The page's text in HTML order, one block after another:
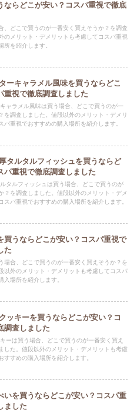
ならどこが安い？コスパ重視で徹底
、どこで買うのが一番安く買えそうか？を調査
のメリット・デメリットも考慮してコスパ重視
所を紹介します。
ーキャラメル風味を買うならどこ
重視で徹底調査しました
ャラメル風味は買う場合、どこで買うのが一
を調査しました。値段以外のメリット・デメリ
パ重視でおすすめの購入場所を紹介します。
タルタルフィッシュを買うならど
パ重視で徹底調査しました
タルフィッシュは買う場合、どこで買うのが
？を調査しました。値段以外のメリット・デメ
スパ重視でおすすめの購入場所を紹介します。
買うならどこが安い？コスパ重視で
た
場合、どこで買うのが一番安く買えそうか？を
以外のメリット・デメリットも考慮してコスパ
入場所を紹介します。
ッキーを買うならどこが安い？コ
調査しました
ーは買う場合、どこで買うのが一番安く買え
した。値段以外のメリット・デメリットも考慮
すすめの購入場所を紹介します。
いを買うならどこが安い？コスパ重
ました